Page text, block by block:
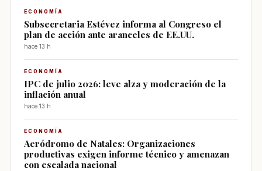
ECONOMÍA
Subsecretaria Estévez informa al Congreso el
plan de acción ante aranceles de EE.UU.
hace 13 h
ECONOMÍA
IPC de julio 2026: leve alza y moderación de la
inflación anual
hace 13 h
ECONOMÍA
Aeródromo de Natales: Organizaciones
productivas exigen informe técnico y amenazan
con escalada nacional